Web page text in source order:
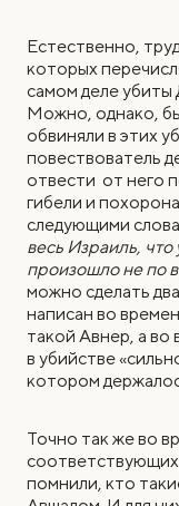
Естественно,
которых
самом деле убиты
Можно, однако,
обвиняли в этих
повествователь
отвести от него
гибели и
следующими
весь Израиль,
произошло не по
можно сделать
написан во
такой Авнер, а во
в убийстве
котором
Точно так же во
соответствующих
помнили, кто